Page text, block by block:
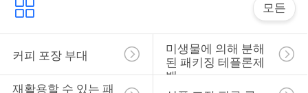
모든
커피 포장 부대
미생물에 의해 분해
된 패키징 테플론제
백
재활용할 수 있는 패